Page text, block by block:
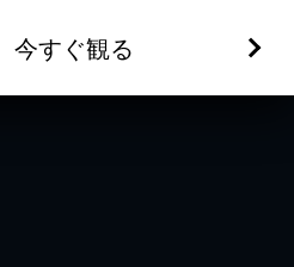
今すぐ観る